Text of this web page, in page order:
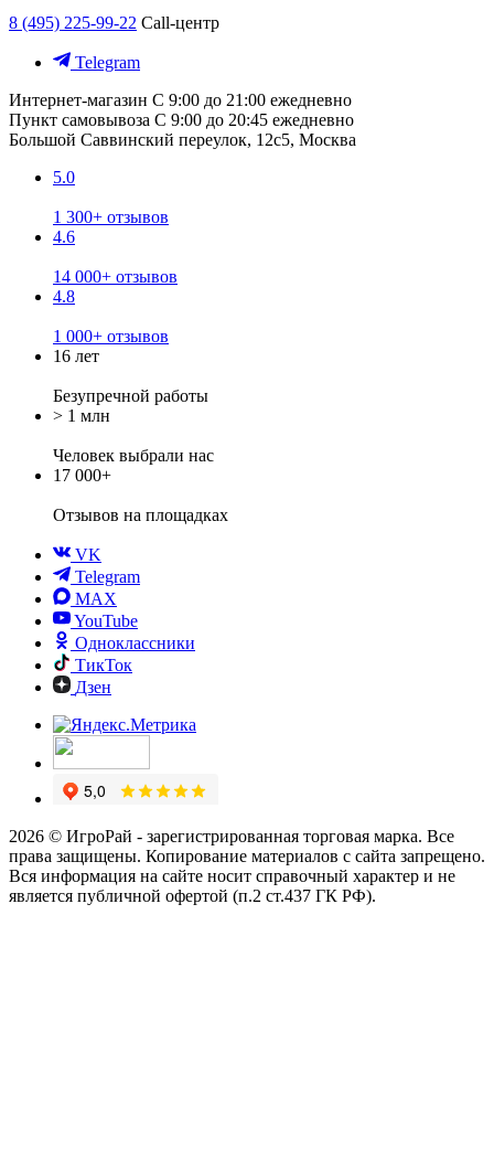
8 (495) 225-99-22 Call-центр
Telegram
Интернет-магазин С 9:00 до 21:00 ежедневно
Пункт самовывоза С 9:00 до 20:45 ежедневно
Большой Саввинский переулок, 12с5, Москва
5.0
1 300+ отзывов
4.6
14 000+ отзывов
4.8
1 000+ отзывов
16 лет
Безупречной работы
> 1 млн
Человек выбрали нас
17 000+
Отзывов на площадках
VK
Telegram
MAX
YouTube
Одноклассники
ТикТок
Дзен
2026 © ИгроРай - зарегистрированная торговая марка. Все
права защищены. Копирование материалов с сайта запрещено.
Вся информация на сайте носит справочный характер и не
является публичной офертой (п.2 ст.437 ГК РФ).